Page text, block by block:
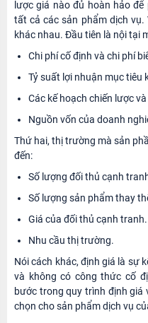
lược giá nào đủ hoàn hảo
tất cả các sản phẩm dịch vụ.
khác nhau. Đầu tiên là nội tại
Chi phí cố định và chi phí
Tỷ suất lợi nhuận mục tiêu
Các kế hoạch chiến lược
Nguồn vốn của doanh
Thứ hai, thị trường mà sản
đến:
Số lượng đối thủ cạnh
Số lượng sản phẩm thay
Giá của đối thủ cạnh tranh.
Nhu cầu thị trường.
Nói cách khác, định giá là sự
và không có công thức cố
bước trong quy trình định giá
chọn cho sản phẩm dịch vụ